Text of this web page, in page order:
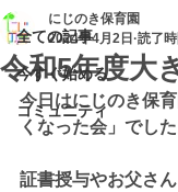
全ての記事
今すぐ始める
コミュニティ
令和5年度大
にじのき保育園
2024年4月2日 読了
今日はにじのき保
くなった会」でした
証書授与やお父さ